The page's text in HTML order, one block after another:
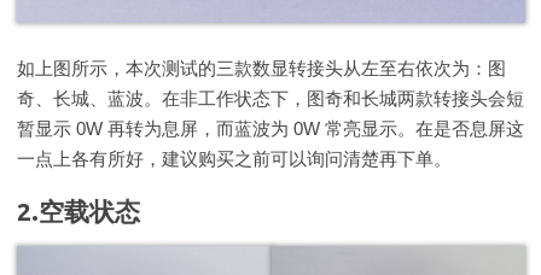
如上图所示，本次测试的三款数显转接头从左至右依次为：图
奇、长城、蓝波。在非工作状态下，图奇和长城两款转接头会短
暂显示 0W 再转为息屏，而蓝波为 0W 常亮显示。在是否息屏这
一点上各有所好，建议购买之前可以询问清楚再下单。
2.空载状态